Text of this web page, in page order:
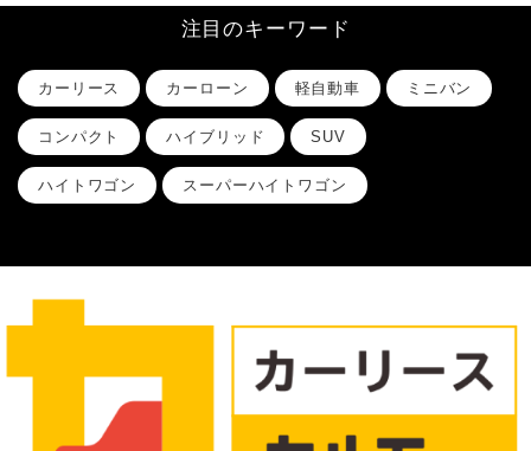
注目のキーワード
カーリース カーローン 軽自動車 ミニバン
コンパクト ハイブリッド SUV
ハイトワゴン スーパーハイトワゴン